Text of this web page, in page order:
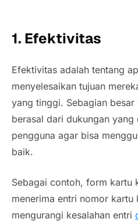
1. Efektivitas
Efektivitas adalah tentang
menyelesaikan tujuan
yang tinggi. Sebagian
berasal dari dukungan
pengguna agar bisa
baik.
Sebagai contoh, form kartu
menerima entri nomor
mengurangi kesalahan entri